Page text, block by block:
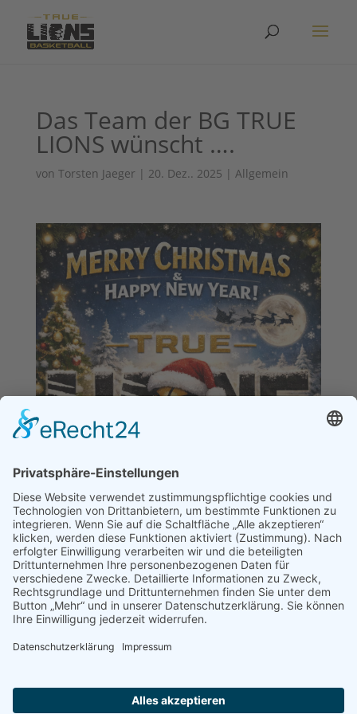
Das Team der BG TRUE
LIONS wünscht ….
von Torsten Jaeger | 20. Dez.. 2025 | Allgemein